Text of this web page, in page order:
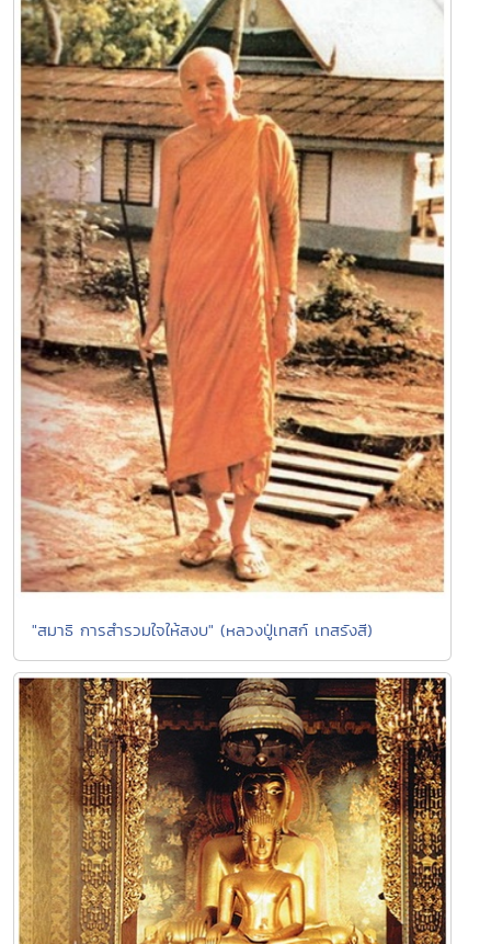
"สมาธิ การสำรวมใจให้สงบ" (หลวงปู่เทสก์ เทสรังสี)